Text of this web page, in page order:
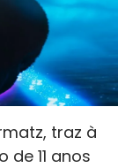
traz à
11 anos